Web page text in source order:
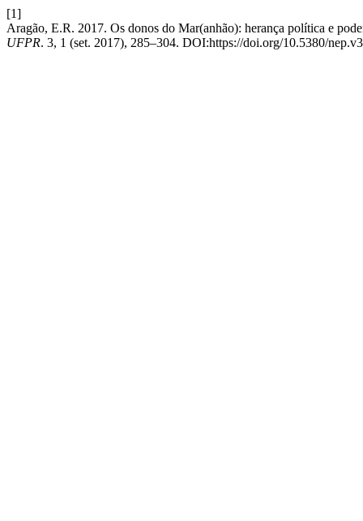
[1]
Aragão, E.R. 2017. Os donos do Mar(anhão): herança política e
UFPR. 3, 1 (set. 2017), 285–304. DOI:https://doi.org/10.5380/